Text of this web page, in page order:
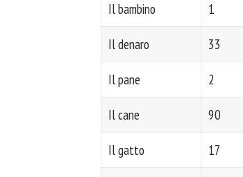
Il bambino 1
Il denaro 33
Il pane 2
Il cane 90
Il gatto 17